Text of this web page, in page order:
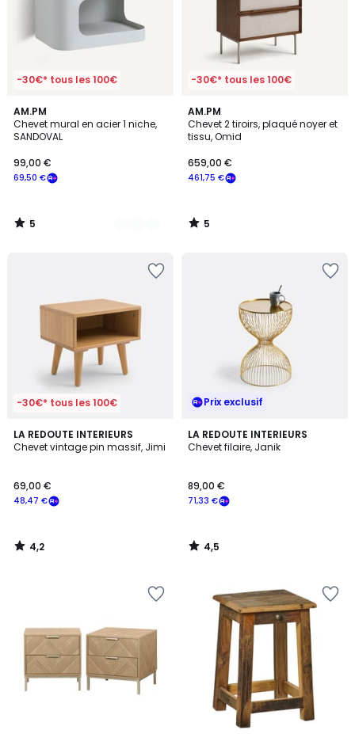
-30€* tous les 100€
AM.PM
Chevet mural en acier 1 niche,
SANDOVAL
69,50 €
99,00 €
5
/
5
3
Couleurs
5
/
-30€* tous les 100€
AM.PM
Chevet 2 tiroirs, plaqué noyer et
tissu, Omid
461,75 €
659,00 €
5
/
5
5
/
-30€* tous les 100€
LA REDOUTE INTERIEURS
Chevet vintage pin massif, Jimi
48,47 €
69,00 €
4,2
/ 5
4,2
/
Prix exclusif
LA REDOUTE INTERIEURS
Chevet filaire, Janik
71,33 €
89,00 €
4,5
/ 5
4,5
/